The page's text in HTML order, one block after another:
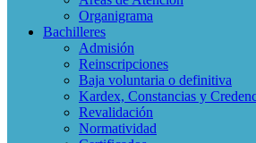
Organigrama
Bachilleres
Admisión
Reinscripciones
Baja voluntaria o definitiva
Kardex, Constancias y
Revalidación
Normatividad